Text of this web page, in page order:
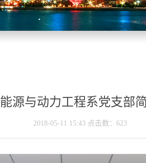
能源与动力工程系党支部
2018-05-11 15:43 点击数： 623